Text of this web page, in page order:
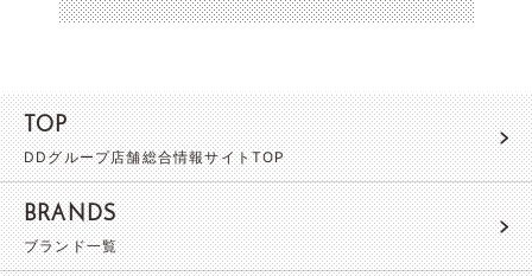
TOP
DDグループ店舗総合情報サイトTOP
BRANDS
ブランド一覧